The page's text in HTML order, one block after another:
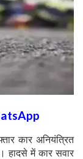
कार अनियंत्रित
हादसे में कार सवार